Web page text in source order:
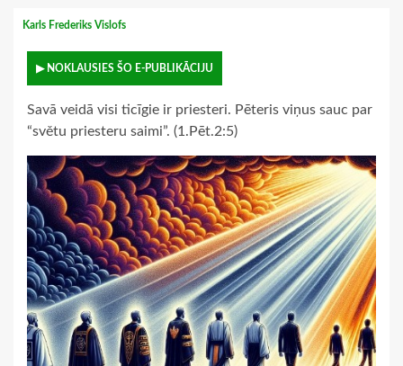
Karls Frederiks Vislofs
▶ NOKLAUSIES ŠO E-PUBLIKĀCIJU
Savā veidā visi ticīgie ir priesteri. Pēteris viņus sauc par
“světu priesteru saimi”. (1.Pēt.2:5)